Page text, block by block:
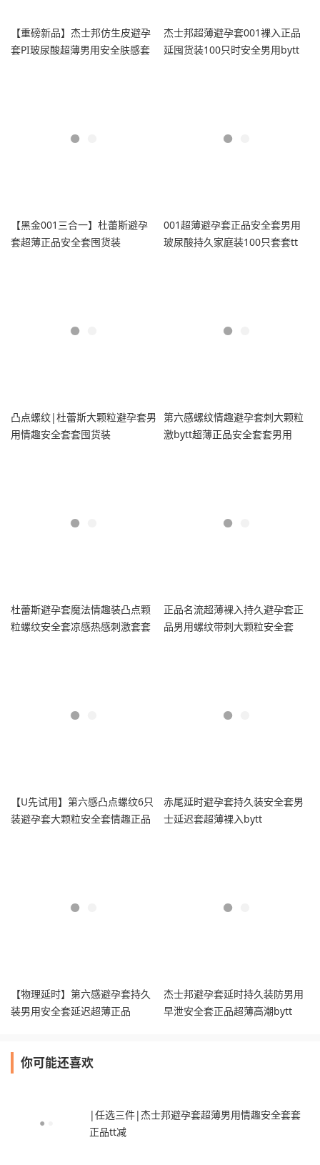
【重磅新品】杰士邦仿生皮避孕
套PI玻尿酸超薄男用安全肤感套
杰士邦超薄避孕套001裸入正品
延囤货装100只时安全男用bytt
【黑金001三合一】杜蕾斯避孕
套超薄正品安全套囤货装
001超薄避孕套正品安全套男用
玻尿酸持久家庭装100只套套tt
凸点螺纹|杜蕾斯大颗粒避孕套男
用情趣安全套套囤货装
第六感螺纹情趣避孕套刺大颗粒
激bytt超薄正品安全套套男用
杜蕾斯避孕套魔法情趣装凸点颗
粒螺纹安全套凉感热感刺激套套
正品名流超薄裸入持久避孕套正
品男用螺纹带刺大颗粒安全套
【U先试用】第六感凸点螺纹6只
装避孕套大颗粒安全套情趣正品
赤尾延时避孕套持久装安全套男
士延迟套超薄裸入bytt
【物理延时】第六感避孕套持久
装男用安全套延迟超薄正品
杰士邦避孕套延时持久装防男用
早泄安全套正品超薄高潮bytt
你可能还喜欢
|任选三件|杰士邦避孕套超薄男用情趣安全套套
正品tt减